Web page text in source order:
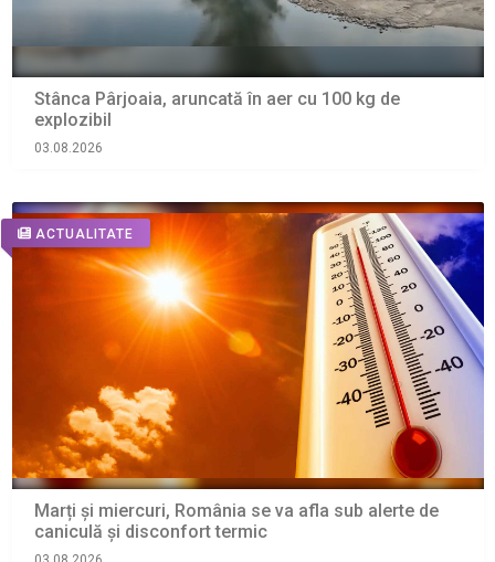
Stânca Pârjoaia, aruncată în aer cu 100 kg de
explozibil
03.08.2026
ACTUALITATE
Marți și miercuri, România se va afla sub alerte de
caniculă și disconfort termic